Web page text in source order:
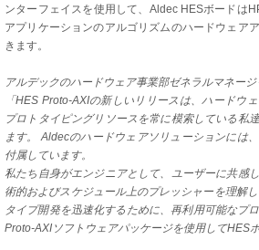
ンターフェイスを使用して、Aldec HESボードは
アプリケーションのアルゴリズムのハードウェア
きます。
アルデックのハードウェア事業部ゼネラルマネー
「HES Proto-AXIの新しいリリースは、ハードウ
プロトタイピングリソースを常に模索している私
ます。 Aldecのハードウェアソリューションには
付属しています。
私たち自身がエンジニアとして、ユーザーに共感
術的およびスケジュール上のプレッシャーを理解
タイプ開発を迅速化するために、再利用可能なプ
Proto-AXIソフトウェアパッケージを使用してHES